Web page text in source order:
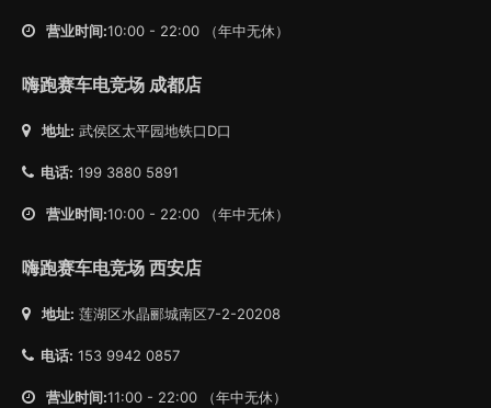
营业时间:10:00 - 22:00 （年中无休）
嗨跑赛车电竞场 成都店
地址: 武侯区太平园地铁口D口
电话: 199 3880 5891
营业时间:10:00 - 22:00 （年中无休）
嗨跑赛车电竞场 西安店
地址: 莲湖区水晶郦城南区7-2-20208
电话: 153 9942 0857
营业时间:11:00 - 22:00 （年中无休）